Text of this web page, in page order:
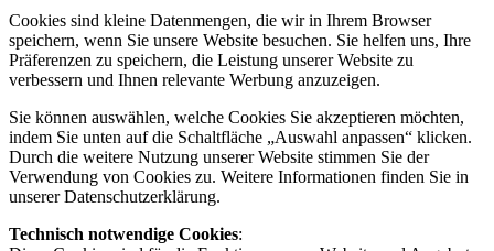
Cookies sind kleine Datenmengen, die wir in Ihrem Browser
speichern, wenn Sie unsere Website besuchen. Sie helfen uns, Ihre
Präferenzen zu speichern, die Leistung unserer Website zu
verbessern und Ihnen relevante Werbung anzuzeigen.
Sie können auswählen, welche Cookies Sie akzeptieren möchten,
indem Sie unten auf die Schaltfläche „Auswahl anpassen“ klicken.
Durch die weitere Nutzung unserer Website stimmen Sie der
Verwendung von Cookies zu. Weitere Informationen finden Sie in
unserer Datenschutzerklärung.
Technisch notwendige Cookies: